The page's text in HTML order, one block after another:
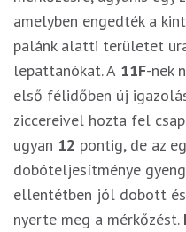
amelyben engedték a
palánk alatti területet
lepattanókat. A 11F-nek
első félidőben új
ziccereivel hozta fel
ugyan 12 pontig, de az
dobóteljesítménye
ellentétben jól dobott
nyerte meg a mérkőzést.